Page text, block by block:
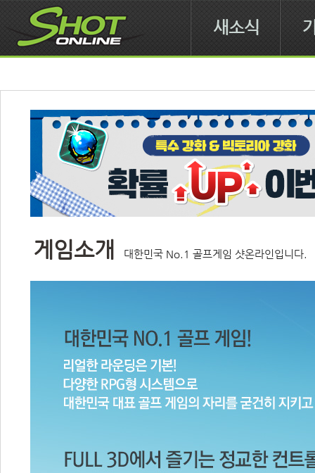
새소식
게임소개 대한민국 No.1 골프게임 샷온라인입니다.